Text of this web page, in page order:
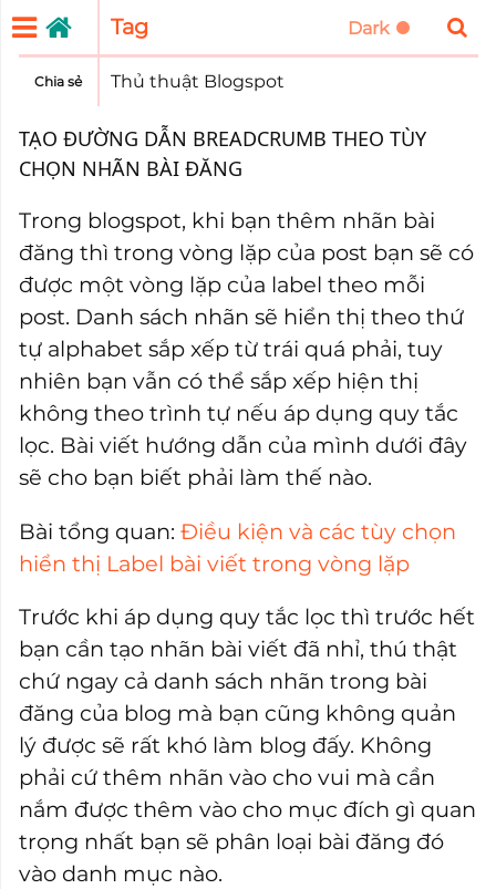
Tag
Chia sẻ Thủ thuật Blogspot
TẠO ĐƯỜNG DẪN BREADCRUMB THEO TÙY
CHỌN NHÃN BÀI ĐĂNG
Trong blogspot, khi bạn thêm nhãn bài
đăng thì trong vòng lặp của post bạn sẽ có
được một vòng lặp của label theo mỗi
post. Danh sách nhãn sẽ hiển thị theo thứ
tự alphabet sắp xếp từ trái quá phải, tuy
nhiên bạn vẫn có thể sắp xếp hiện thị
không theo trình tự nếu áp dụng quy tắc
lọc. Bài viết hướng dẫn của mình dưới đây
sẽ cho bạn biết phải làm thế nào.
Bài tổng quan: Điều kiện và các tùy chọn
hiển thị Label bài viết trong vòng lặp
Trước khi áp dụng quy tắc lọc thì trước hết
bạn cần tạo nhãn bài viết đã nhỉ, thú thật
chứ ngay cả danh sách nhãn trong bài
đăng của blog mà bạn cũng không quản
lý được sẽ rất khó làm blog đấy. Không
phải cứ thêm nhãn vào cho vui mà cần
nắm được thêm vào cho mục đích gì quan
trọng nhất bạn sẽ phân loại bài đăng đó
vào danh mục nào.